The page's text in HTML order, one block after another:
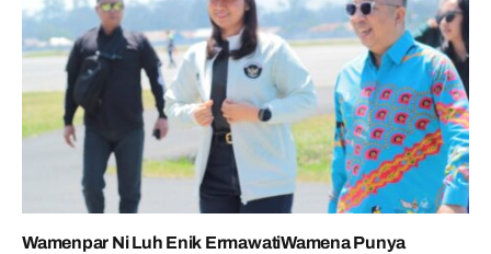
Wamenpar Ni Luh Enik ErmawatiWamena Punya